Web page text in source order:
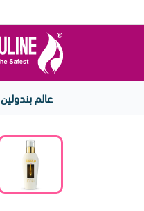
عالم بندولين